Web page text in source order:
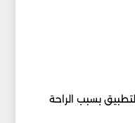
بسبب الراحة